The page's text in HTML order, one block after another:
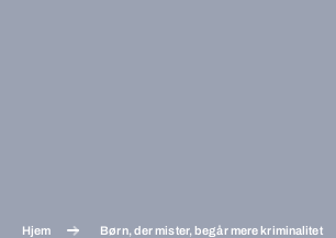
Hjem Børn, der mister, begår mere kriminalitet